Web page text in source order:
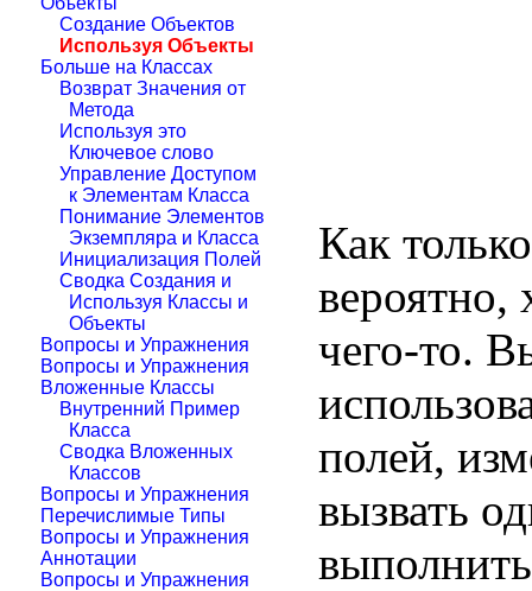
Создание Объектов
Используя Объекты
Больше на Классах
Возврат Значения от
Метода
Используя это
Ключевое слово
Управление Доступом
к Элементам Класса
Понимание Элементов
Экземпляра и Класса
Инициализация Полей
Сводка Создания и
Используя Классы и
Объекты
Вопросы и Упражнения
Вопросы и Упражнения
Вложенные Классы
Внутренний Пример
Класса
Сводка Вложенных
Классов
Вопросы и Упражнения
Перечислимые Типы
Вопросы и Упражнения
Аннотации
Вопросы и Упражнения
Как
вероятно,
чего-то.
полей,
вызвать